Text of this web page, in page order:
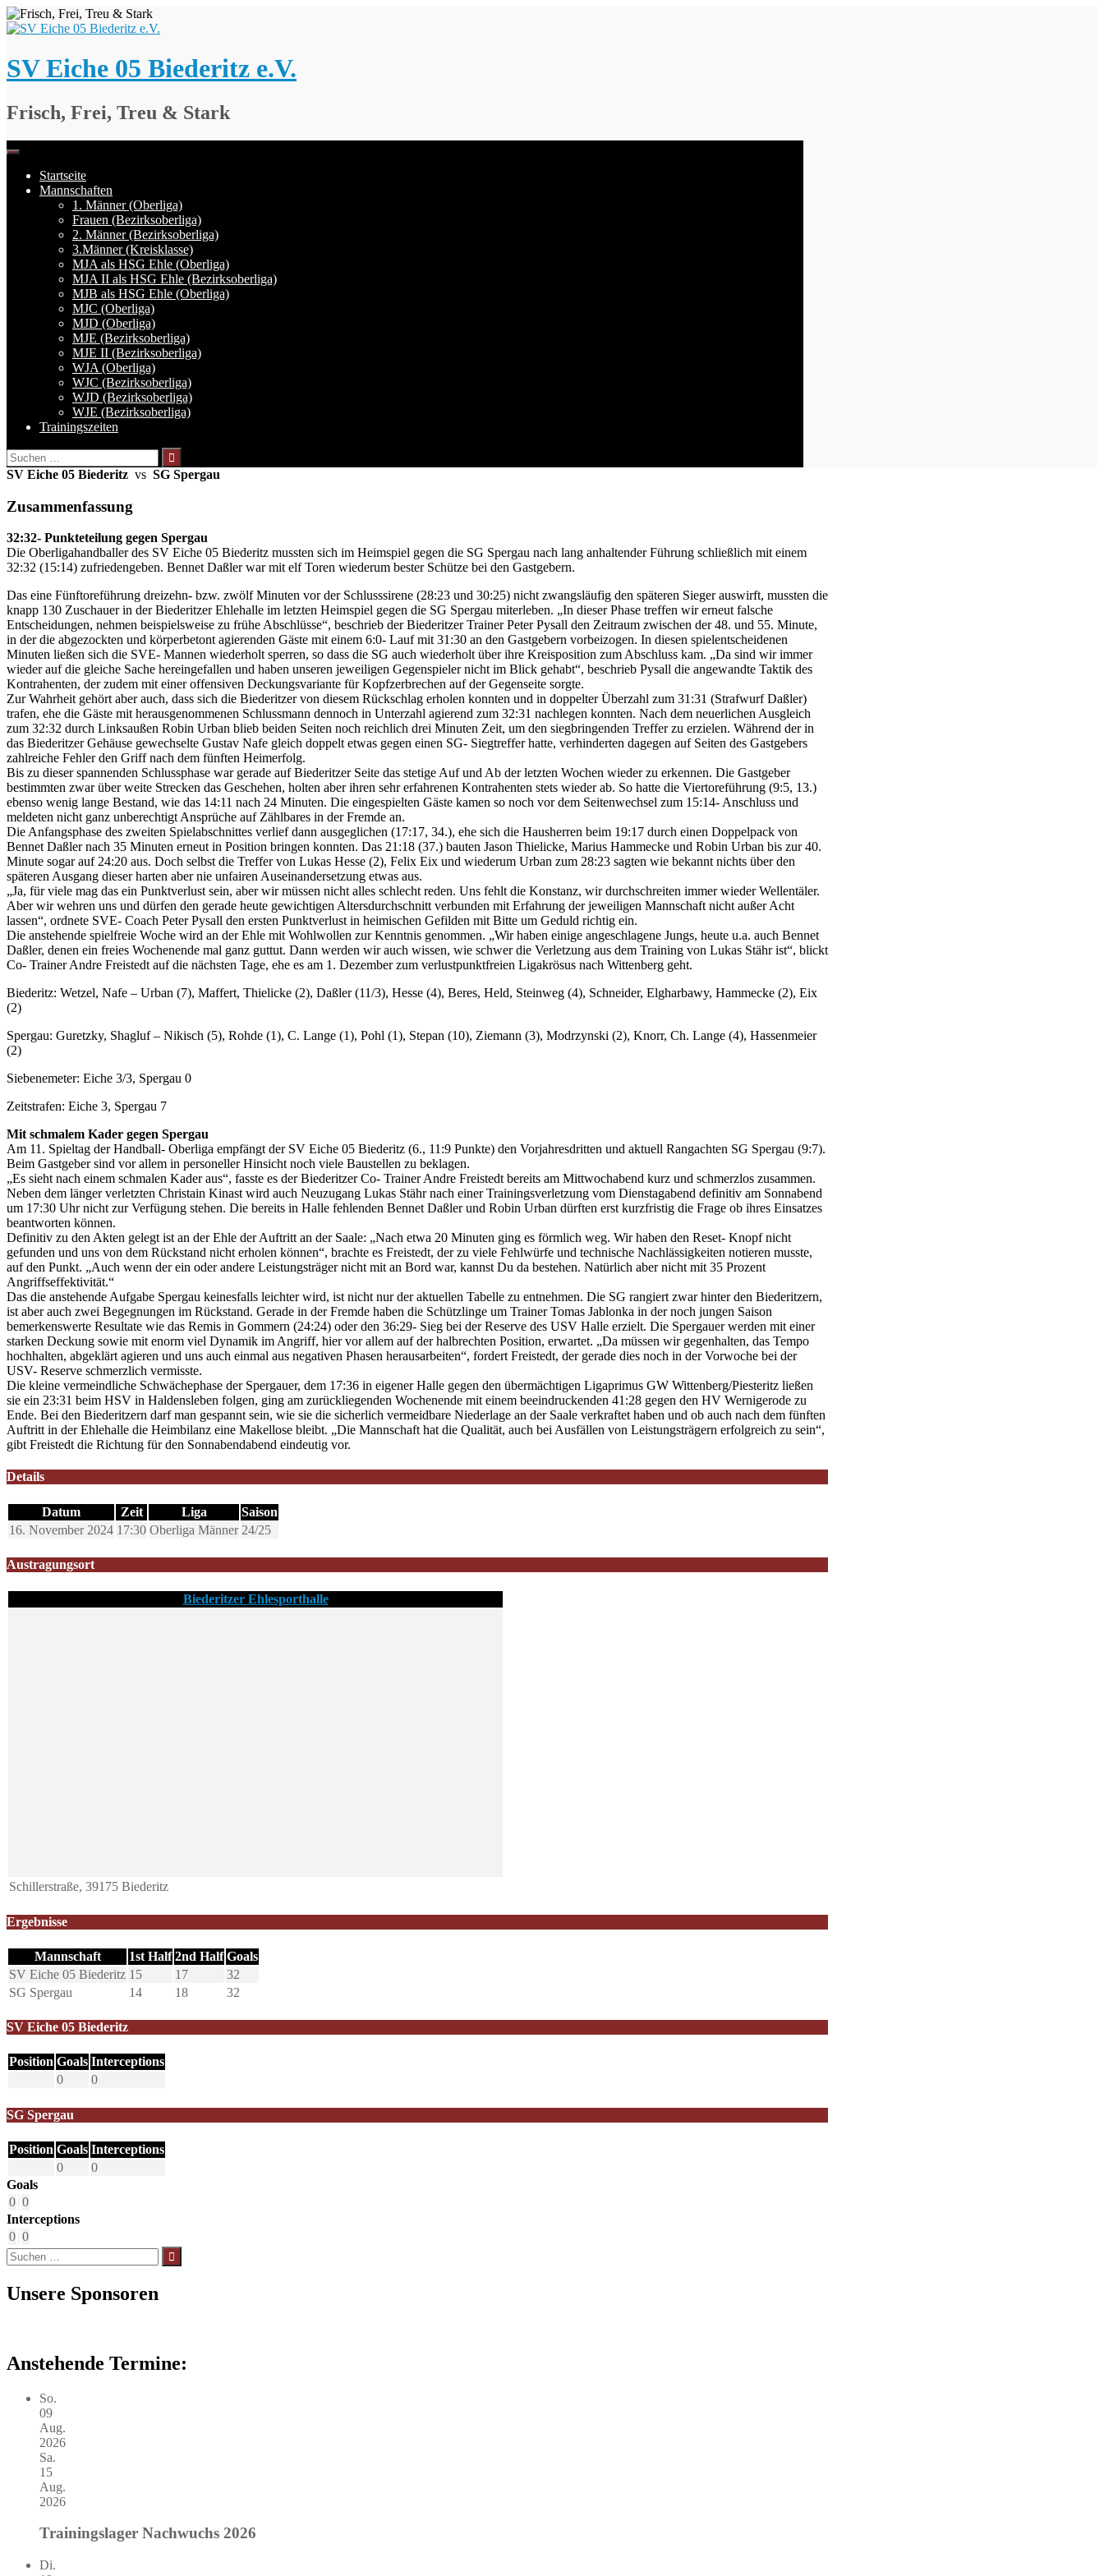
Springe
zum
SV Eiche 05 Biederitz e.V.
Frisch, Frei, Treu & Stark
Startseite
Mannschaften
1. Männer (Oberliga)
Frauen (Bezirksoberliga)
2. Männer (Bezirksoberliga)
3.Männer (Kreisklasse)
MJA als HSG Ehle (Oberliga)
MJA II als HSG Ehle (Bezirksoberliga)
MJB als HSG Ehle (Oberliga)
MJC (Oberliga)
MJD (Oberliga)
MJE (Bezirksoberliga)
MJE II (Bezirksoberliga)
WJA (Oberliga)
WJC (Bezirksoberliga)
WJD (Bezirksoberliga)
WJE (Bezirksoberliga)
Trainingszeiten
Suchen
nach:
SV Eiche 05 Biederitz vs SG Spergau
Zusammenfassung
32:32- Punkteteilung gegen Spergau
Die Oberligahandballer des SV Eiche 05 Biederitz mussten sich im Heimspiel gegen die SG Spergau nach lang anhaltender Führung schließlich mit einem
32:32 (15:14) zufriedengeben. Bennet Daßler war mit elf Toren wiederum bester Schütze bei den Gastgebern.
Das eine Fünftoreführung dreizehn- bzw. zwölf Minuten vor der Schlusssirene (28:23 und 30:25) nicht zwangsläufig den späteren Sieger auswirft, mussten die
knapp 130 Zuschauer in der Biederitzer Ehlehalle im letzten Heimspiel gegen die SG Spergau miterleben. „In dieser Phase treffen wir erneut falsche
Entscheidungen, nehmen beispielsweise zu frühe Abschlüsse“, beschrieb der Biederitzer Trainer Peter Pysall den Zeitraum zwischen der 48. und 55. Minute,
in der die abgezockten und körperbetont agierenden Gäste mit einem 6:0- Lauf mit 31:30 an den Gastgebern vorbeizogen. In diesen spielentscheidenen
Minuten ließen sich die SVE- Mannen wiederholt sperren, so dass die SG auch wiederholt über ihre Kreisposition zum Abschluss kam. „Da sind wir immer
wieder auf die gleiche Sache hereingefallen und haben unseren jeweiligen Gegenspieler nicht im Blick gehabt“, beschrieb Pysall die angewandte Taktik des
Kontrahenten, der zudem mit einer offensiven Deckungsvariante für Kopfzerbrechen auf der Gegenseite sorgte.
Zur Wahrheit gehört aber auch, dass sich die Biederitzer von diesem Rückschlag erholen konnten und in doppelter Überzahl zum 31:31 (Strafwurf Daßler)
trafen, ehe die Gäste mit herausgenommenen Schlussmann dennoch in Unterzahl agierend zum 32:31 nachlegen konnten. Nach dem neuerlichen Ausgleich
zum 32:32 durch Linksaußen Robin Urban blieb beiden Seiten noch reichlich drei Minuten Zeit, um den siegbringenden Treffer zu erzielen. Während der in
das Biederitzer Gehäuse gewechselte Gustav Nafe gleich doppelt etwas gegen einen SG- Siegtreffer hatte, verhinderten dagegen auf Seiten des Gastgebers
zahlreiche Fehler den Griff nach dem fünften Heimerfolg.
Bis zu dieser spannenden Schlussphase war gerade auf Biederitzer Seite das stetige Auf und Ab der letzten Wochen wieder zu erkennen. Die Gastgeber
bestimmten zwar über weite Strecken das Geschehen, holten aber ihren sehr erfahrenen Kontrahenten stets wieder ab. So hatte die Viertoreführung (9:5, 13.)
ebenso wenig lange Bestand, wie das 14:11 nach 24 Minuten. Die eingespielten Gäste kamen so noch vor dem Seitenwechsel zum 15:14- Anschluss und
meldeten nicht ganz unberechtigt Ansprüche auf Zählbares in der Fremde an.
Die Anfangsphase des zweiten Spielabschnittes verlief dann ausgeglichen (17:17, 34.), ehe sich die Hausherren beim 19:17 durch einen Doppelpack von
Bennet Daßler nach 35 Minuten erneut in Position bringen konnten. Das 21:18 (37.) bauten Jason Thielicke, Marius Hammecke und Robin Urban bis zur 40.
Minute sogar auf 24:20 aus. Doch selbst die Treffer von Lukas Hesse (2), Felix Eix und wiederum Urban zum 28:23 sagten wie bekannt nichts über den
späteren Ausgang dieser harten aber nie unfairen Auseinandersetzung etwas aus.
„Ja, für viele mag das ein Punktverlust sein, aber wir müssen nicht alles schlecht reden. Uns fehlt die Konstanz, wir durchschreiten immer wieder Wellentäler.
Aber wir wehren uns und dürfen den gerade heute gewichtigen Altersdurchschnitt verbunden mit Erfahrung der jeweiligen Mannschaft nicht außer Acht
lassen“, ordnete SVE- Coach Peter Pysall den ersten Punktverlust in heimischen Gefilden mit Bitte um Geduld richtig ein.
Die anstehende spielfreie Woche wird an der Ehle mit Wohlwollen zur Kenntnis genommen. „Wir haben einige angeschlagene Jungs, heute u.a. auch Bennet
Daßler, denen ein freies Wochenende mal ganz guttut. Dann werden wir auch wissen, wie schwer die Verletzung aus dem Training von Lukas Stähr ist“, blickt
Co- Trainer Andre Freistedt auf die nächsten Tage, ehe es am 1. Dezember zum verlustpunktfreien Ligakrösus nach Wittenberg geht.
Biederitz: Wetzel, Nafe – Urban (7), Maffert, Thielicke (2), Daßler (11/3), Hesse (4), Beres, Held, Steinweg (4), Schneider, Elgharbawy, Hammecke (2), Eix
(2)
Spergau: Guretzky, Shagluf – Nikisch (5), Rohde (1), C. Lange (1), Pohl (1), Stepan (10), Ziemann (3), Modrzynski (2), Knorr, Ch. Lange (4), Hassenmeier
(2)
Siebenemeter: Eiche 3/3, Spergau 0
Zeitstrafen: Eiche 3, Spergau 7
Mit schmalem Kader gegen Spergau
Am 11. Spieltag der Handball- Oberliga empfängt der SV Eiche 05 Biederitz (6., 11:9 Punkte) den Vorjahresdritten und aktuell Rangachten SG Spergau (9:7).
Beim Gastgeber sind vor allem in personeller Hinsicht noch viele Baustellen zu beklagen.
„Es sieht nach einem schmalen Kader aus“, fasste es der Biederitzer Co- Trainer Andre Freistedt bereits am Mittwochabend kurz und schmerzlos zusammen.
Neben dem länger verletzten Christain Kinast wird auch Neuzugang Lukas Stähr nach einer Trainingsverletzung vom Dienstagabend definitiv am Sonnabend
um 17:30 Uhr nicht zur Verfügung stehen. Die bereits in Halle fehlenden Bennet Daßler und Robin Urban dürften erst kurzfristig die Frage ob ihres Einsatzes
beantworten können.
Definitiv zu den Akten gelegt ist an der Ehle der Auftritt an der Saale: „Nach etwa 20 Minuten ging es förmlich weg. Wir haben den Reset- Knopf nicht
gefunden und uns von dem Rückstand nicht erholen können“, brachte es Freistedt, der zu viele Fehlwürfe und technische Nachlässigkeiten notieren musste,
auf den Punkt. „Auch wenn der ein oder andere Leistungsträger nicht mit an Bord war, kannst Du da bestehen. Natürlich aber nicht mit 35 Prozent
Angriffseffektivität.“
Das die anstehende Aufgabe Spergau keinesfalls leichter wird, ist nicht nur der aktuellen Tabelle zu entnehmen. Die SG rangiert zwar hinter den Biederitzern,
ist aber auch zwei Begegnungen im Rückstand. Gerade in der Fremde haben die Schützlinge um Trainer Tomas Jablonka in der noch jungen Saison
bemerkenswerte Resultate wie das Remis in Gommern (24:24) oder den 36:29- Sieg bei der Reserve des USV Halle erzielt. Die Spergauer werden mit einer
starken Deckung sowie mit enorm viel Dynamik im Angriff, hier vor allem auf der halbrechten Position, erwartet. „Da müssen wir gegenhalten, das Tempo
hochhalten, abgeklärt agieren und uns auch einmal aus negativen Phasen herausarbeiten“, fordert Freistedt, der gerade dies noch in der Vorwoche bei der
USV- Reserve schmerzlich vermisste.
Die kleine vermeindliche Schwächephase der Spergauer, dem 17:36 in eigener Halle gegen den übermächtigen Ligaprimus GW Wittenberg/Piesteritz ließen
sie ein 23:31 beim HSV in Haldensleben folgen, ging am zurückliegenden Wochenende mit einem beeindruckenden 41:28 gegen den HV Wernigerode zu
Ende. Bei den Biederitzern darf man gespannt sein, wie sie die sicherlich vermeidbare Niederlage an der Saale verkraftet haben und ob auch nach dem fünften
Auftritt in der Ehlehalle die Heimbilanz eine Makellose bleibt. „Die Mannschaft hat die Qualität, auch bei Ausfällen von Leistungsträgern erfolgreich zu sein“,
gibt Freistedt die Richtung für den Sonnabendabend eindeutig vor.
Details
Datum Zeit Liga
Saison
16. November 2024 17:30 Oberliga Männer 24/25
Austragungsort
Biederitzer Ehlesporthalle
Schillerstraße, 39175 Biederitz
Ergebnisse
Mannschaft 1st Half 2nd Half Goals
SV Eiche 05 Biederitz 15 17
32
SG Spergau
14 18 32
SV Eiche 05 Biederitz
Position Goals Interceptions
0
0
SG Spergau
Position Goals Interceptions
0
0
Goals
0 0
Interceptions
0 0
Suchen
nach:
Unsere Sponsoren
Anstehende Termine:
So.
09
Aug.
2026
Sa.
15
Aug.
2026
Trainingslager Nachwuchs 2026
Di.